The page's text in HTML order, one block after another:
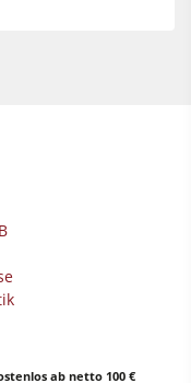
ab netto 100 €